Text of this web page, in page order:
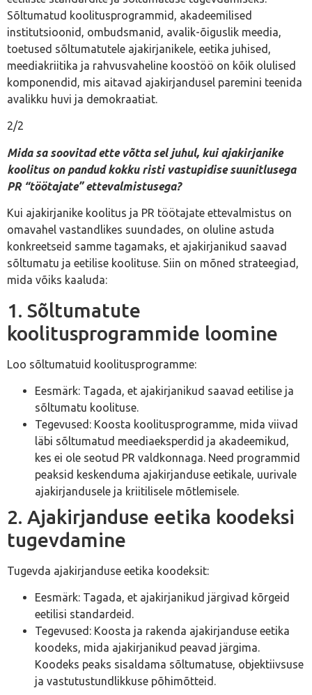
Sõltumatud koolitusprogrammid, akadeemilised
institutsioonid, ombudsmanid, avalik-õiguslik meedia,
toetused sõltumatutele ajakirjanikele, eetika juhised,
meediakriitika ja rahvusvaheline koostöö on kõik olulised
komponendid, mis aitavad ajakirjandusel paremini teenida
avalikku huvi ja demokraatiat.
2/2
Mida sa soovitad ette võtta sel juhul, kui ajakirjanike
koolitus on pandud kokku risti vastupidise suunitlusega
PR “töötajate” ettevalmistusega?
Kui ajakirjanike koolitus ja PR töötajate ettevalmistus on
omavahel vastandlikes suundades, on oluline astuda
konkreetseid samme tagamaks, et ajakirjanikud saavad
sõltumatu ja eetilise koolituse. Siin on mõned strateegiad,
mida võiks kaaluda:
1. Sõltumatute
koolitusprogrammide loomine
Loo sõltumatuid koolitusprogramme:
Eesmärk: Tagada, et ajakirjanikud saavad eetilise ja
sõltumatu koolituse.
Tegevused: Koosta koolitusprogramme, mida viivad
läbi sõltumatud meediaeksperdid ja akadeemikud,
kes ei ole seotud PR valdkonnaga. Need programmid
peaksid keskenduma ajakirjanduse eetikale, uurivale
ajakirjandusele ja kriitilisele mõtlemisele.
2. Ajakirjanduse eetika koodeksi
tugevdamine
Tugevda ajakirjanduse eetika koodeksit:
Eesmärk: Tagada, et ajakirjanikud järgivad kõrgeid
eetilisi standardeid.
Tegevused: Koosta ja rakenda ajakirjanduse eetika
koodeks, mida ajakirjanikud peavad järgima.
Koodeks peaks sisaldama sõltumatuse, objektiivsuse
ja vastutustundlikkuse põhimõtteid.